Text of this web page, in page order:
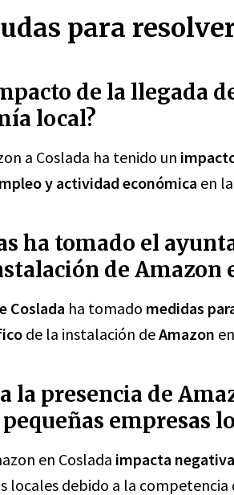
para
de la llegada
local?
a Coslada ha tenido un
y actividad económica en
ha tomado el
de Amazon
Coslada ha tomado medidas
de la instalación deAmazon
la presencia de
empresas
en Coslada impacta
locales debido a la